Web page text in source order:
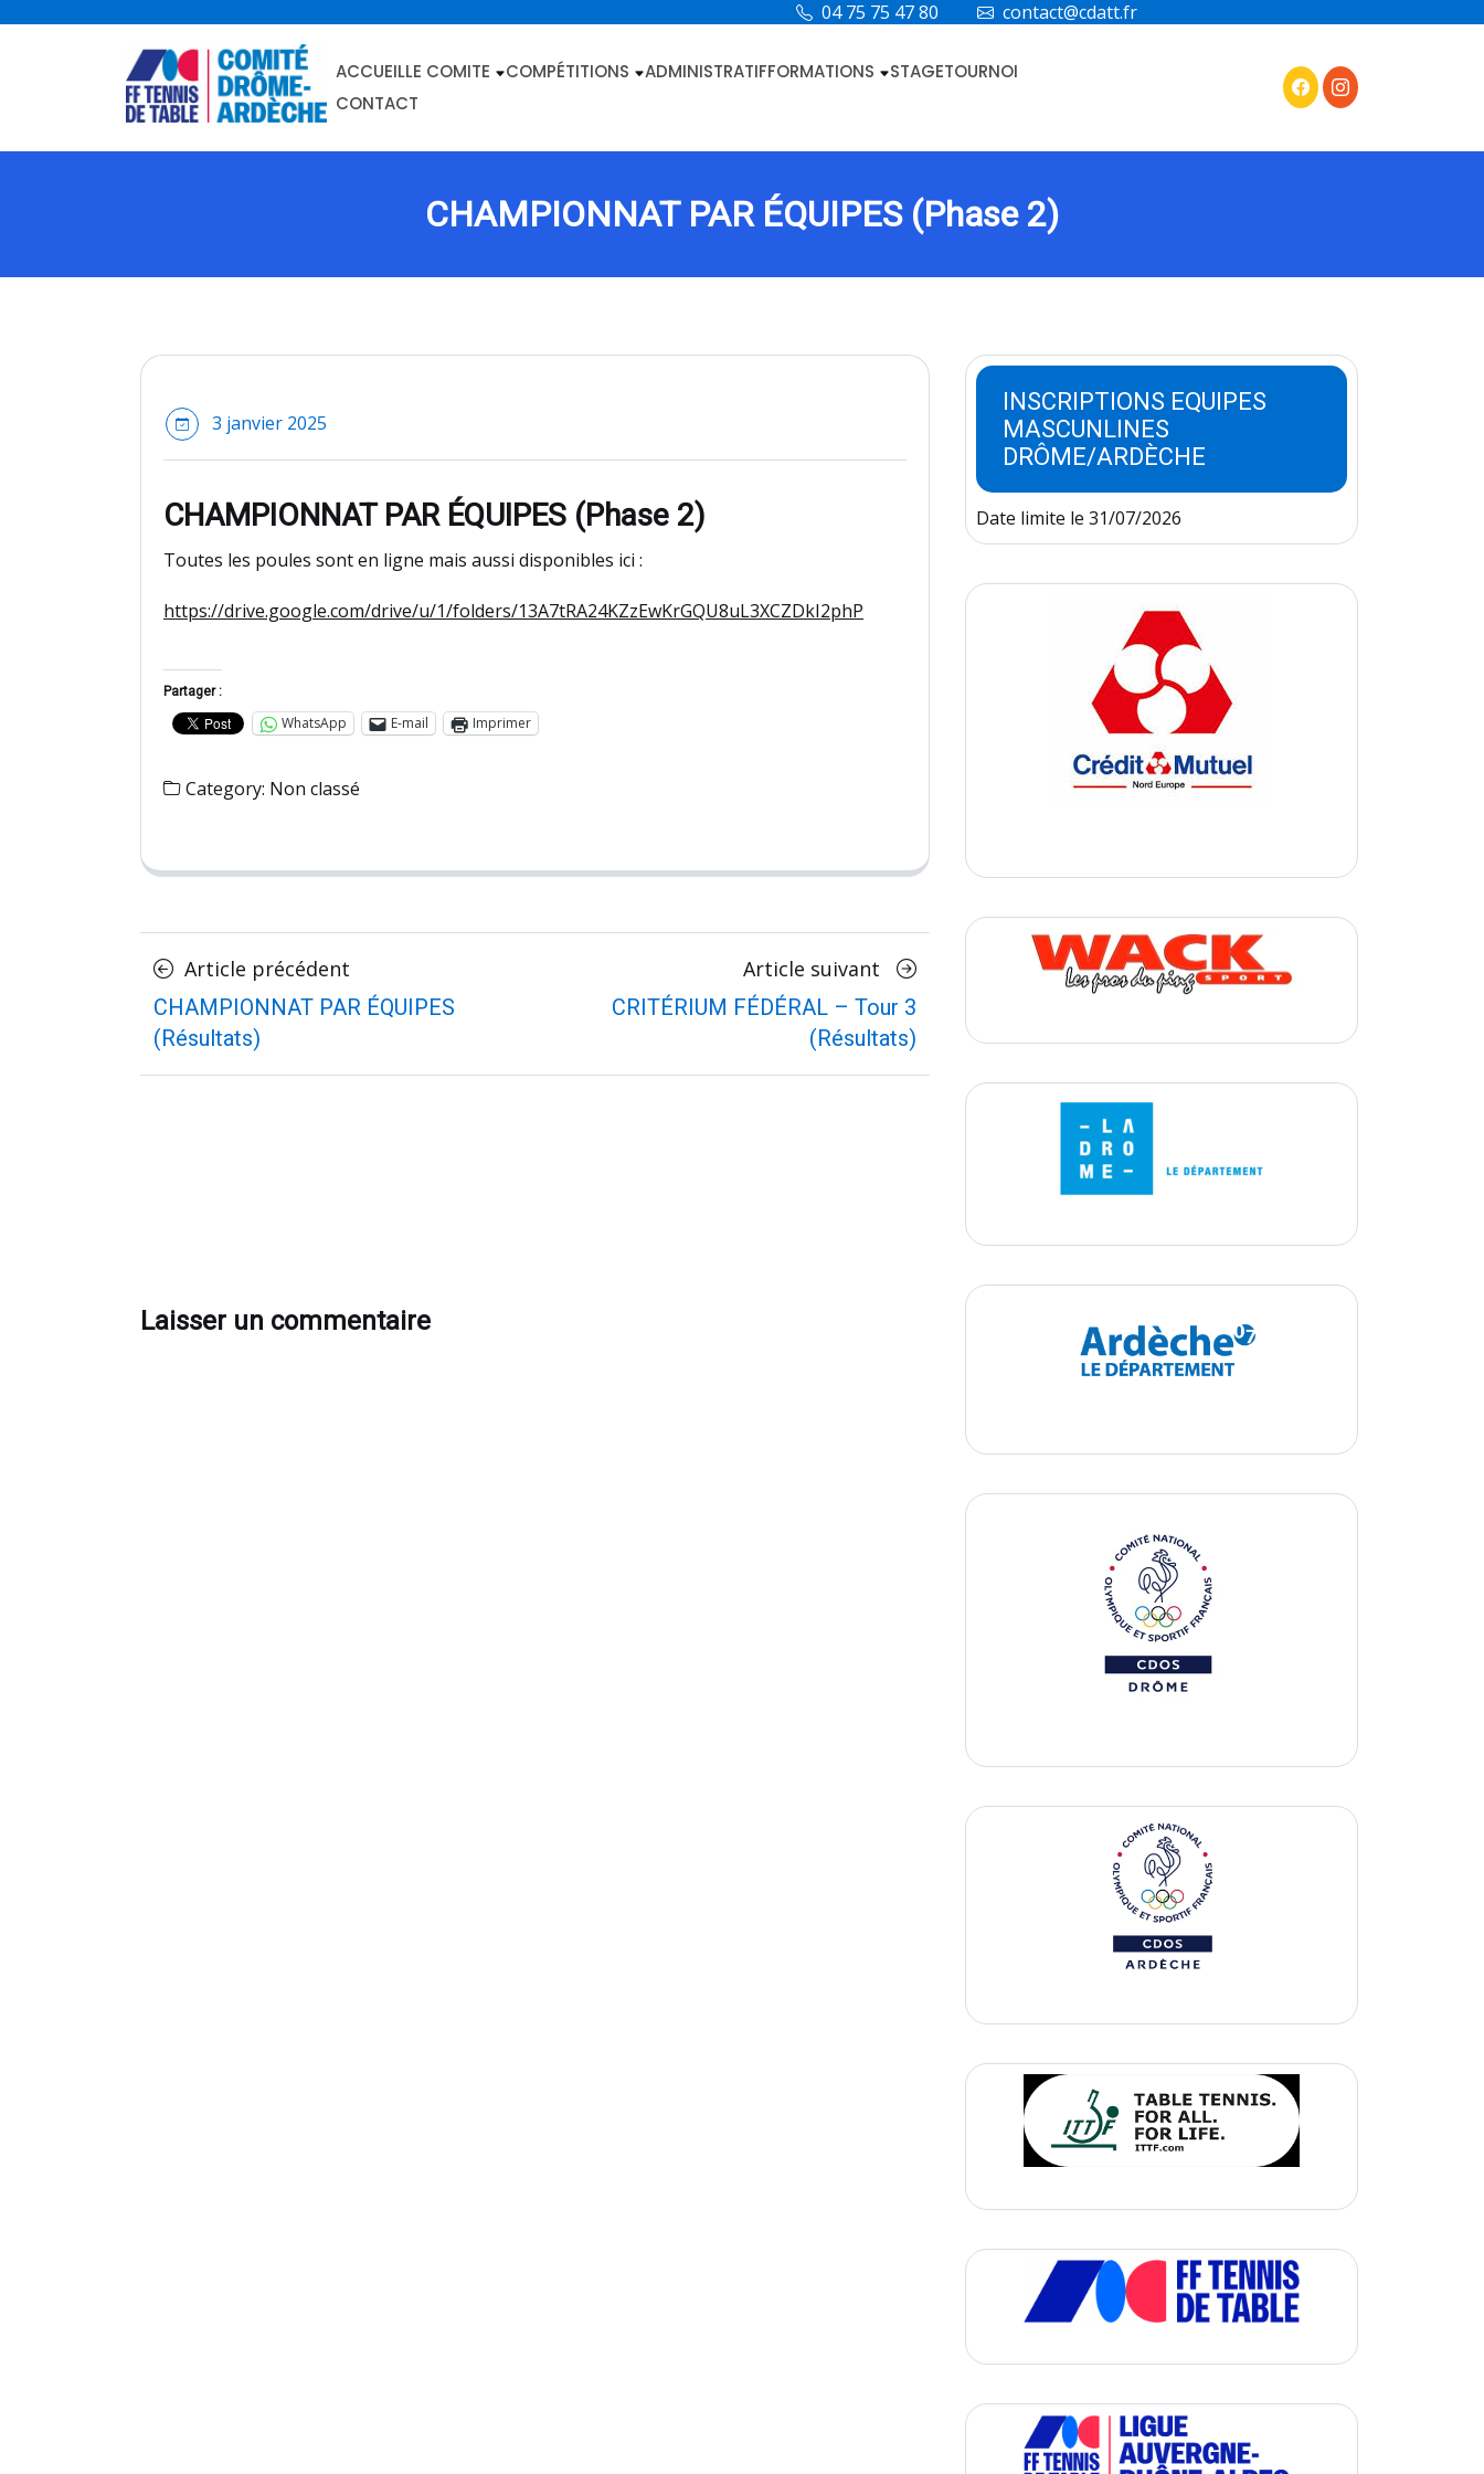
04 75 75 47 80 contact@cdatt.fr
ACCUEILLE COMITE COMPÉTITIONS ADMINISTRATIFFORMATIONS STAGETOURNOI
CONTACT
CHAMPIONNAT PAR ÉQUIPES (Phase 2)
3 janvier 2025
CHAMPIONNAT PAR ÉQUIPES (Phase 2)
Toutes les poules sont en ligne mais aussi disponibles ici :
https://drive.google.com/drive/u/1/folders/13A7tRA24KZzEwKrGQU8uL3XCZDkI2phP
Partager :
WhatsApp E-mail Imprimer
Category: Non classé
Posts
navigation
Article précédent
précédent
CHAMPIONNAT PAR ÉQUIPES
(Résultats)
Article suivant
Article
suivant
CRITÉRIUM FÉDÉRAL – Tour 3
(Résultats)
Laisser un commentaire
INSCRIPTIONS EQUIPES
MASCUNLINES
DRÔME/ARDÈCHE
Date limite le 31/07/2026